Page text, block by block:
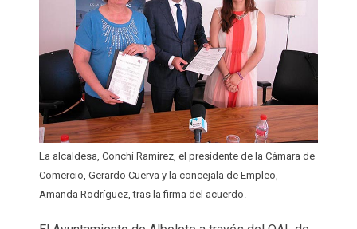
La alcaldesa, Conchi Ramírez, el presidente de la Cámara de
Comercio, Gerardo Cuerva y la concejala de Empleo,
Amanda Rodríguez, tras la firma del acuerdo.